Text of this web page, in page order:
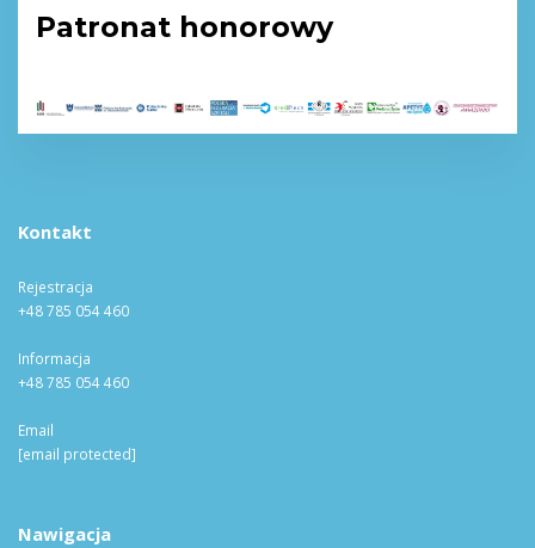
Patronat honorowy
Kontakt
Rejestracja
+48 785 054 460
Informacja
+48 785 054 460
Email
[email protected]
Nawigacja